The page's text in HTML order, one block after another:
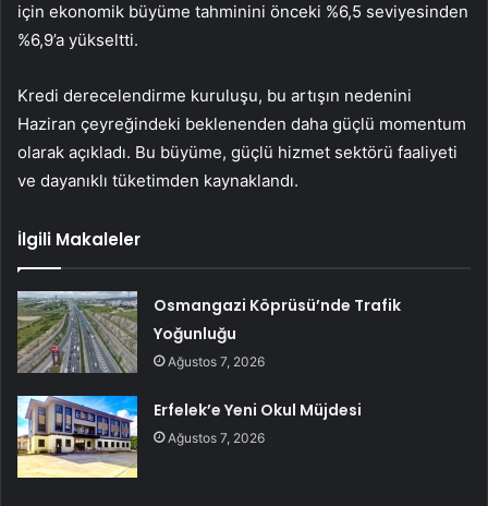
için ekonomik büyüme tahminini önceki %6,5 seviyesinden
%6,9’a yükseltti.
Kredi derecelendirme kuruluşu, bu artışın nedenini
Haziran çeyreğindeki beklenenden daha güçlü momentum
olarak açıkladı. Bu büyüme, güçlü hizmet sektörü faaliyeti
ve dayanıklı tüketimden kaynaklandı.
İlgili Makaleler
Osmangazi Köprüsü’nde Trafik
Yoğunluğu
Ağustos 7, 2026
Erfelek’e Yeni Okul Müjdesi
Ağustos 7, 2026